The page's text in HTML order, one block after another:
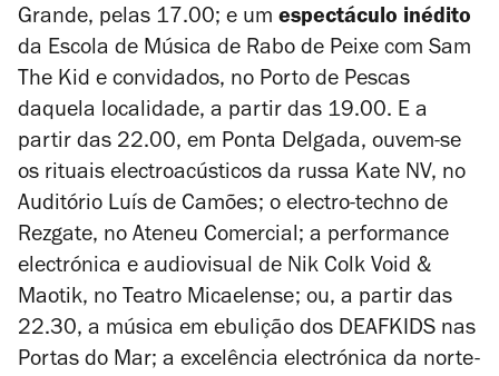
Grande, pelas 17.00; e um espectáculo inédito
da Escola de Música de Rabo de Peixe com Sam
The Kid e convidados, no Porto de Pescas
daquela localidade, a partir das 19.00. E a
partir das 22.00, em Ponta Delgada, ouvem-se
os rituais electroacústicos da russa Kate NV, no
Auditório Luís de Camões; o electro-techno de
Rezgate, no Ateneu Comercial; a performance
electrónica e audiovisual de Nik Colk Void &
Maotik, no Teatro Micaelense; ou, a partir das
22.30, a música em ebulição dos DEAFKIDS nas
Portas do Mar; a excelência electrónica da norte-